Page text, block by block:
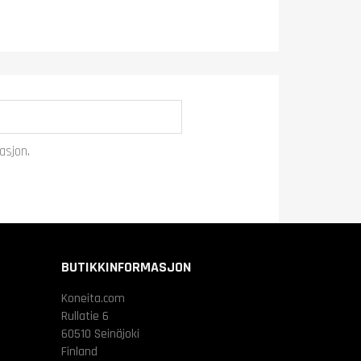
BUTIKKINFORMASJON
Koneita.com
Rullatie 6
60510 Seinäjoki
Finland